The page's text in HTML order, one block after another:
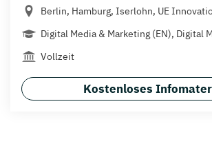
Berlin, Hamburg, Iserlohn, UE
Digital Media & Marketing (EN), Digital
Vollzeit
Kostenloses